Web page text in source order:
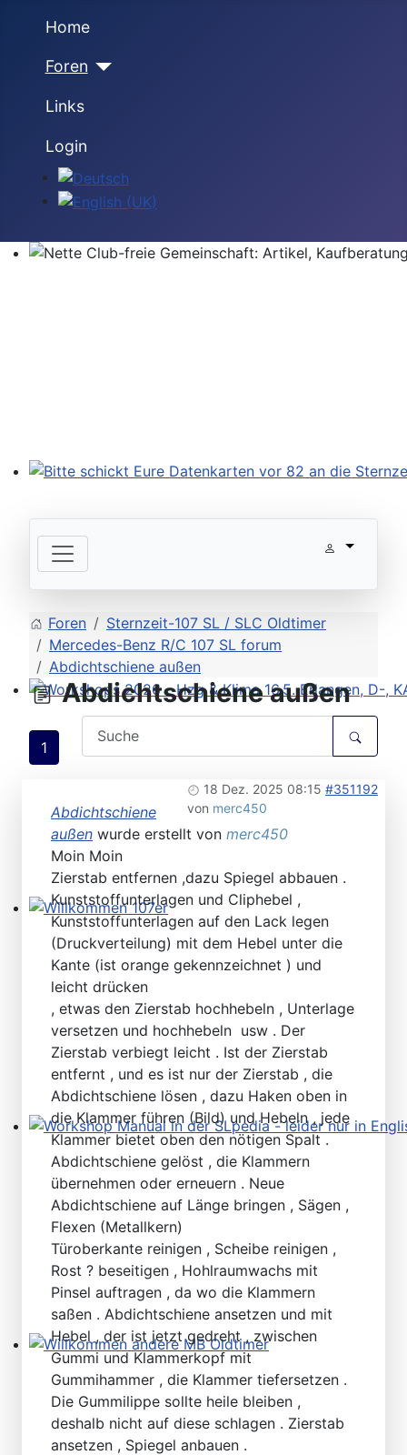
Home
Foren
Links
Login
Sprache auswählen
Willkommen 107er
Workshop Manual in der SLpedia - leider nur in
Willkommen andere MB Oldtimer
Foren
Sternzeit-107 SL / SLC Oldtimer
Mercedes-Benz R/C 107 SL forum
Abdichtschiene außen
Abdichtschiene außen
1
18 Dez. 2025 08:15 #351192
von merc450
Abdichtschiene
außen wurde erstellt von merc450
Moin Moin
Zierstab entfernen ,dazu Spiegel abbauen .
Kunststoffunterlagen und Cliphebel ,
Kunststoffunterlagen auf den Lack legen
(Druckverteilung) mit dem Hebel unter die
Kante (ist orange gekennzeichnet ) und
leicht drücken
, etwas den Zierstab hochhebeln , Unterlage
versetzen und hochhebeln usw . Der
Zierstab verbiegt leicht . Ist der Zierstab
entfernt , und es ist nur der Zierstab , die
Abdichtschiene lösen , dazu Haken oben in
die Klammer führen (Bild) und Hebeln , jede
Klammer bietet oben den nötigen Spalt .
Abdichtschiene gelöst , die Klammern
übernehmen oder erneuern . Neue
Abdichtschiene auf Länge bringen , Sägen ,
Flexen (Metallkern)
Türoberkante reinigen , Scheibe reinigen ,
Rost ? beseitigen , Hohlraumwachs mit
Pinsel auftragen , da wo die Klammern
saßen . Abdichtschiene ansetzen und mit
Hebel , der ist jetzt gedreht , zwischen
Gummi und Klammerkopf mit
Gummihammer , die Klammer tiefersetzen .
Die Gummilippe sollte heile bleiben ,
deshalb nicht auf diese schlagen . Zierstab
ansetzen , Spiegel anbauen .